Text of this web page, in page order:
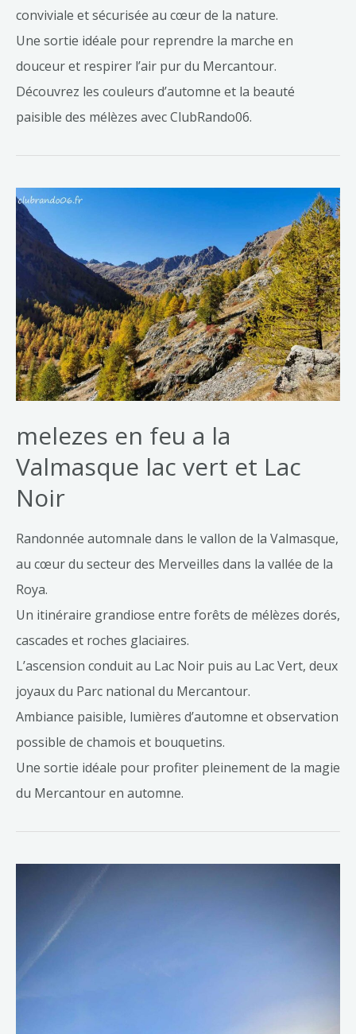
conviviale et sécurisée au cœur de la nature.
Une sortie idéale pour reprendre la marche en
douceur et respirer l’air pur du Mercantour.
Découvrez les couleurs d’automne et la beauté
paisible des mélèzes avec ClubRando06.
melezes en feu a la
Valmasque lac vert et Lac
Noir
Randonnée automnale dans le vallon de la Valmasque,
au cœur du secteur des Merveilles dans la vallée de la
Roya.
Un itinéraire grandiose entre forêts de mélèzes dorés,
cascades et roches glaciaires.
L’ascension conduit au Lac Noir puis au Lac Vert, deux
joyaux du Parc national du Mercantour.
Ambiance paisible, lumières d’automne et observation
possible de chamois et bouquetins.
Une sortie idéale pour profiter pleinement de la magie
du Mercantour en automne.